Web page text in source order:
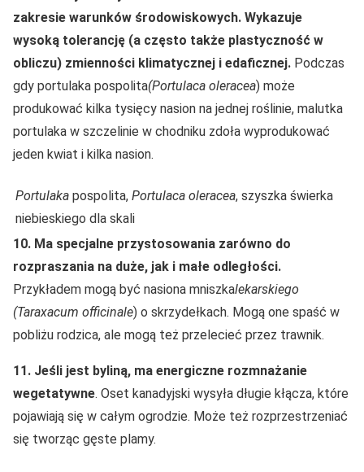
zakresie warunków środowiskowych. Wykazuje
wysoką tolerancję (a często także plastyczność w
obliczu) zmienności klimatycznej i edaficznej. Podczas
gdy portulaka pospolita(Portulaca oleracea) może
produkować kilka tysięcy nasion na jednej roślinie, malutka
portulaka w szczelinie w chodniku zdoła wyprodukować
jeden kwiat i kilka nasion.
Portulaka pospolita, Portulaca oleracea, szyszka świerka
niebieskiego dla skali
10. Ma specjalne przystosowania zarówno do
rozpraszania na duże, jak i małe odległości.
Przykładem mogą być nasiona mniszkalekarskiego
(Taraxacum officinale) o skrzydełkach. Mogą one spaść w
pobliżu rodzica, ale mogą też przelecieć przez trawnik.
11. Jeśli jest byliną, ma energiczne rozmnażanie
wegetatywne. Oset kanadyjski wysyła długie kłącza, które
pojawiają się w całym ogrodzie. Może też rozprzestrzeniać
się tworząc gęste plamy.